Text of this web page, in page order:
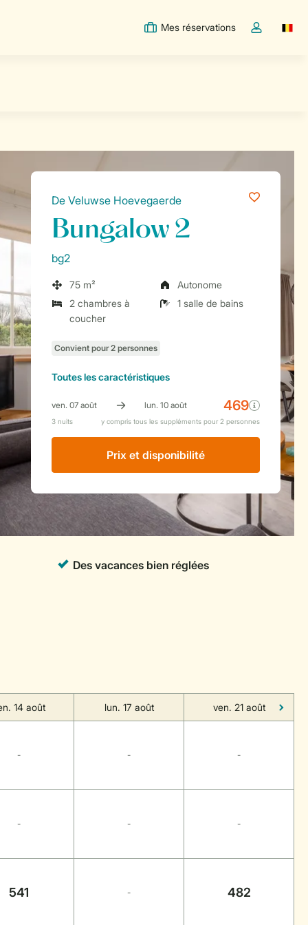
Mes réservations
Toggle the
De Veluwse Hoevegaerde
Bungalow 2
bg2
75 m²
Autonome
2 chambres à
coucher
1 salle de bains
Toutesles caractéristiques
Prix ​​et disponibilité
14 août lun. 17 août ven. 21 août
- - -
- - -
541 - 482